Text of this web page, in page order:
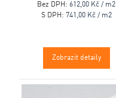
Bez DPH: 612,00 Kč / m2
S DPH: 741,00 Kč / m2
Zobrazit detaily